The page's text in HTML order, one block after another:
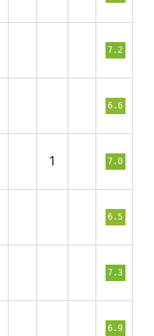
7.2
6.6
1 7.0
6.5
7.3
6.9